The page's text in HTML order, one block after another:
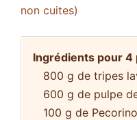
non cuites)
Ingrédients pour 4
800 g de tripes
600 g de pulpe
100 g de